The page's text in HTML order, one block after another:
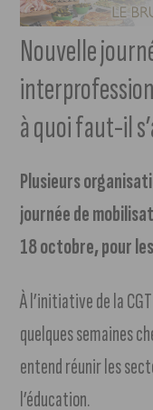
Nouvelle
à quoi faut-il
Plusieurs
journée de
18 octobre, pour
À l’initiative de la
quelques semaines
entend réunir les
l’éducation.